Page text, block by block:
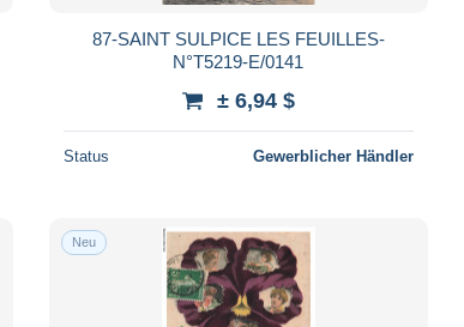
87-SAINT SULPICE LES FEUILLES-
N°T5219-E/0141
± 6,94 $
Status Gewerblicher Händler
Neu